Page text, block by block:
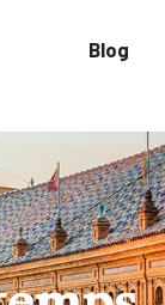
Blog